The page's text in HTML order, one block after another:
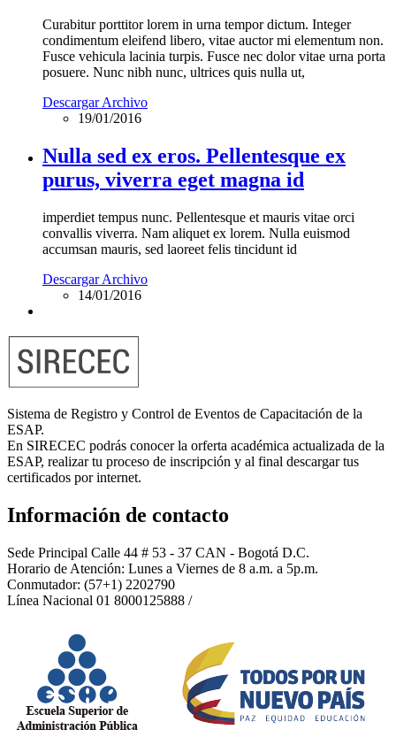
Curabitur porttitor lorem in urna tempor dictum. Integer
condimentum eleifend libero, vitae auctor mi elementum non.
Fusce vehicula lacinia turpis. Fusce nec dolor vitae urna porta
posuere. Nunc nibh nunc, ultrices quis nulla ut,
Descargar Archivo
19/01/2016
Nulla sed ex eros. Pellentesque ex
purus, viverra eget magna id
imperdiet tempus nunc. Pellentesque et mauris vitae orci
convallis viverra. Nam aliquet ex lorem. Nulla euismod
accumsan mauris, sed laoreet felis tincidunt id
Descargar Archivo
14/01/2016
Sistema de Registro y Control de Eventos de Capacitación de la
ESAP.
En SIRECEC podrás conocer la orferta académica actualizada de la
ESAP, realizar tu proceso de inscripción y al final descargar tus
certificados por internet.
Información de contacto
Sede Principal Calle 44 # 53 - 37 CAN - Bogotá D.C.
Horario de Atención: Lunes a Viernes de 8 a.m. a 5p.m.
Conmutador: (57+1) 2202790
Línea Nacional 01 8000125888 /